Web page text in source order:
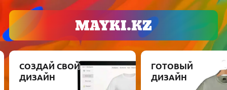
СОЗДАЙ СВОЙ
ДИЗАЙН
ГОТОВЫЙ
ДИЗАЙН